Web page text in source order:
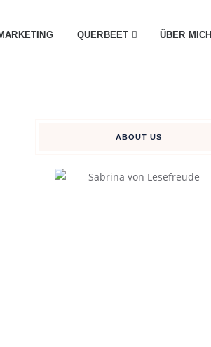
QUERBEET ÜBER MICH
ABOUT US